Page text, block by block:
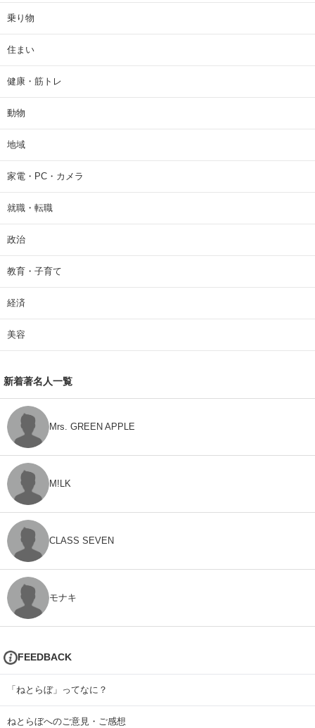
乗り物
住まい
健康・筋トレ
動物
地域
家電・PC・カメラ
就職・転職
政治
教育・子育て
経済
美容
新着著名人一覧
Mrs. GREEN APPLE
M!LK
CLASS SEVEN
モナキ
FEEDBACK
「ねとらぼ」ってなに？
ねとらぼへのご意見・ご感想